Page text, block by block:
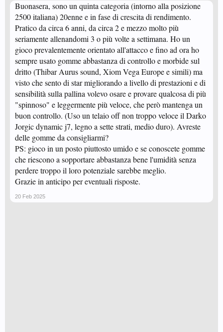
Buonasera, sono un quinta categoria (intorno alla posizione
2500 italiana) 20enne e in fase di crescita di rendimento.
Pratico da circa 6 anni, da circa 2 e mezzo molto più
seriamente allenandomi 3 o più volte a settimana. Ho un
gioco prevalentemente orientato all'attacco e fino ad ora ho
sempre usato gomme abbastanza di controllo e morbide sul
dritto (Thibar Aurus sound, Xiom Vega Europe e simili) ma
visto che sento di star migliorando a livello di prestazioni e di
sensibilità sulla pallina volevo osare e provare qualcosa di più
"spinnoso" e leggermente più veloce, che però mantenga un
buon controllo. (Uso un telaio off non troppo veloce il Darko
Jorgic dynamic j7, legno a sette strati, medio duro). Avreste
delle gomme da consigliarmi?
PS: gioco in un posto piuttosto umido e se conoscete gomme
che riescono a sopportare abbastanza bene l'umidità senza
perdere troppo il loro potenziale sarebbe meglio.
Grazie in anticipo per eventuali risposte.
20 Feb 2025